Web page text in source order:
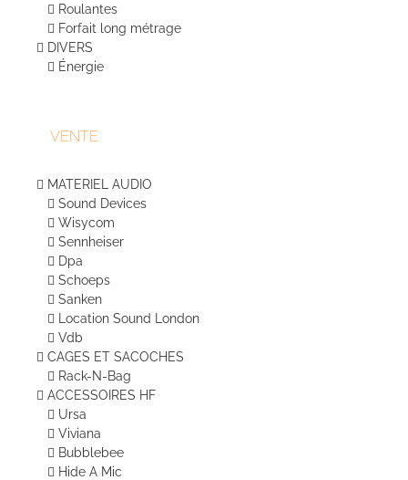
Roulantes
Forfait long métrage
DIVERS
Énergie
VENTE
MATERIEL AUDIO
Sound Devices
Wisycom
Sennheiser
Dpa
Schoeps
Sanken
Location Sound London
Vdb
CAGES ET SACOCHES
Rack-N-Bag
ACCESSOIRES HF
Ursa
Viviana
Bubblebee
Hide A Mic